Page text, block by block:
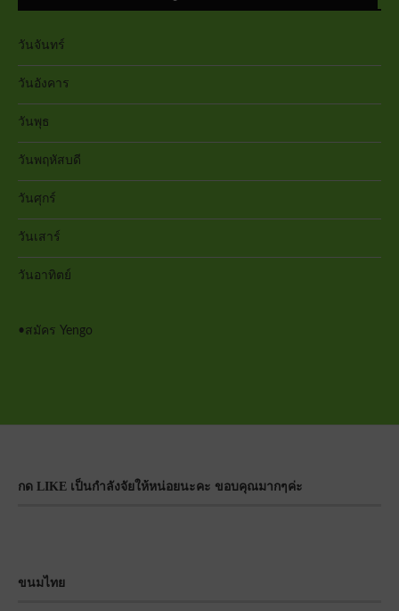
วันจันทร์
วันอังคาร
วันพุธ
วันพฤหัสบดี
วันศุกร์
วันเสาร์
วันอาทิตย์
•สมัคร Yengo
กด LIKE เป็นกำลังจัยให้หน่อยนะคะ ขอบคุณมากๆค่ะ
ขนมไทย